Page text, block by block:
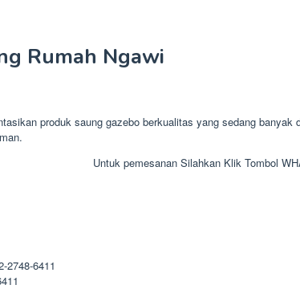
Rumah Ngawi
produk saung gazebo berkualitas yang sedang
Untuk pemesanan Silahkan Klik Tombol